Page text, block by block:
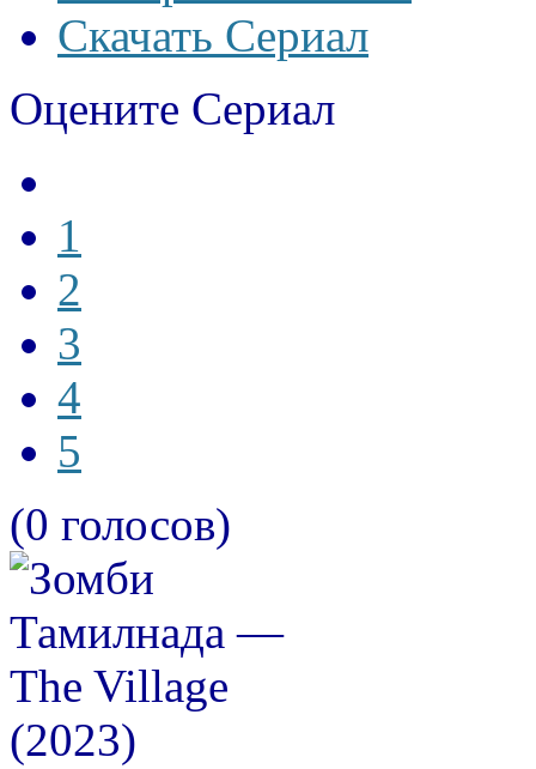
Скачать Сериал
Оцените Сериал
1
2
3
4
5
(0 голосов)